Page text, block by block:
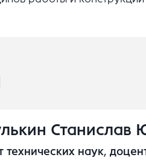
Станислав
технических наук,